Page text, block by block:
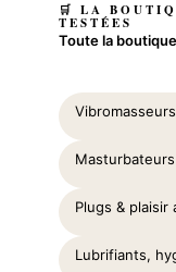
🛒 LA
TESTÉES
Toute la
Plugs & plaisir
Lubrifiants,